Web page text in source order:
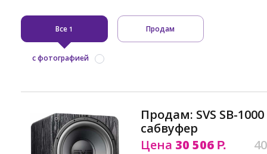
Все 1 Продам
с фотографией
Продам: SVS SB-
сабвуфер
Цена 30 506 Р.